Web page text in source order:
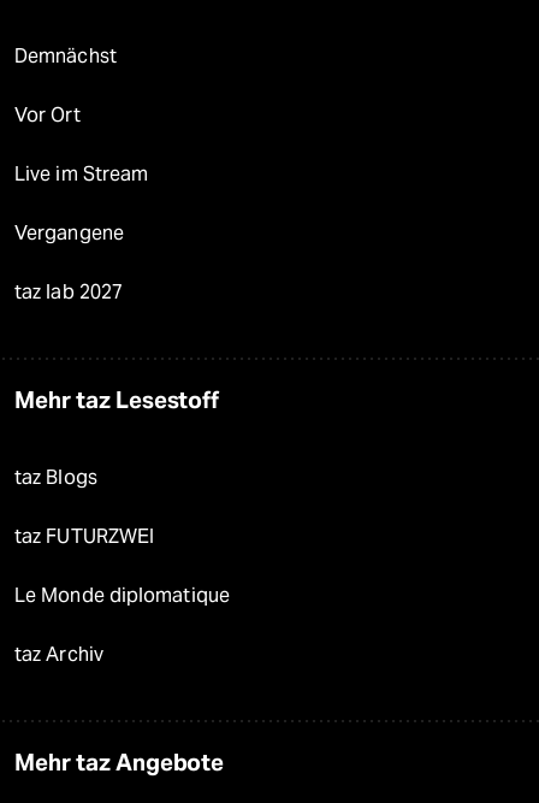
Demnächst
Vor Ort
Live im Stream
Vergangene
taz lab 2027
Mehr taz Lesestoff
taz Blogs
taz FUTURZWEI
Le Monde diplomatique
taz Archiv
Mehr taz Angebote